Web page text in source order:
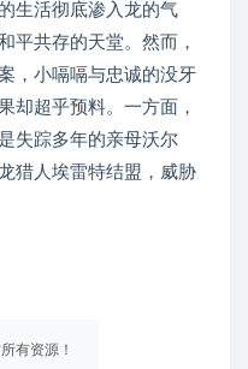
生活彻底渗入龙的气
平共存的天堂。然而，
，小嗝嗝与忠诚的没牙
却超乎预料。一方面，
失踪多年的亲母沃尔
猎人埃雷特结盟，威胁
有资源！